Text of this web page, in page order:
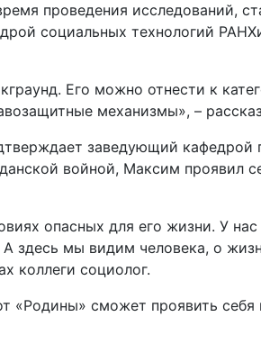
проведения исследований,
социальных технологий
Его можно отнести к
механизмы», –
заведующий кафедрой
войной, Максим проявил
опасных для его жизни. У
здесь мы видим человека, о
коллеги социолог.
«Родины» сможет проявить себя